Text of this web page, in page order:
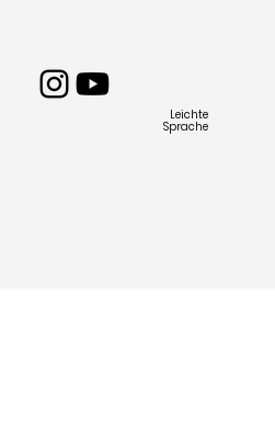
Leichte
Sprache